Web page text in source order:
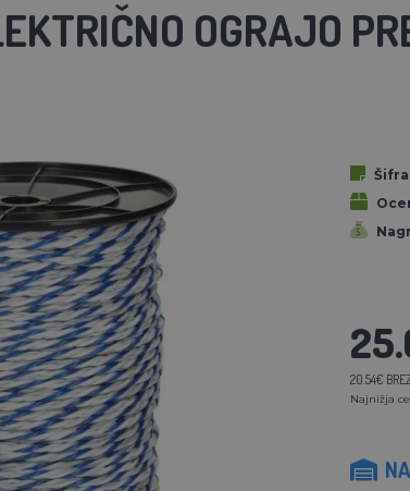
OGRAJO
20.54€
Najnižja